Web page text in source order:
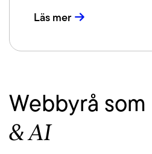
Läs mer
Webbyrå som
& AI